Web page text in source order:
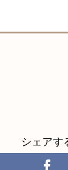
シェアす